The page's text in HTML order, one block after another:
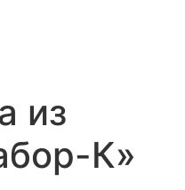
из
К»